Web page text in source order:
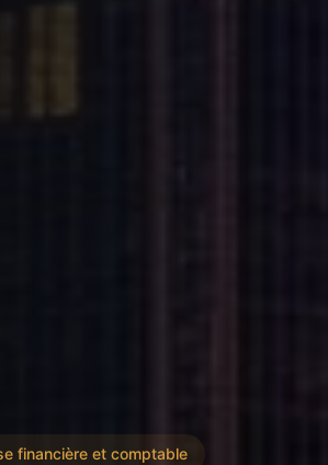
financière et comptable